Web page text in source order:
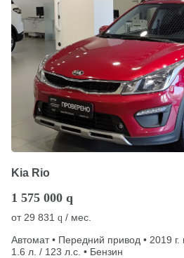
Kia Rio
1 575 000 q
от 29 831 q / мес.
Автомат • Передний привод • 2019
1.6 л. / 123 л.с. • Бензин